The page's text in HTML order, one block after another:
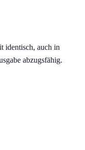
identisch, auch in
abzugsfähig.